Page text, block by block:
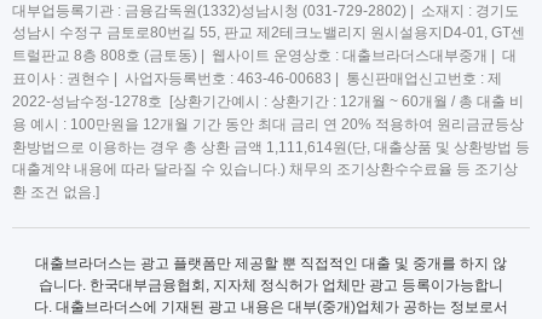
대부업등록기관 : 금융감독원(1332)성남시청 (031-729-2802) | 소재지 : 경기도
성남시 수정구 금토로80번길 55, 판교 제2테크노밸리지 원시설용지D4-01, GT센
트럴판교 8층 808호 (금토동) | 웹사이트 운영상호 : 대출브라더스대부중개 | 대
표이사 : 권현수 | 사업자등록번호 : 463-46-00683 | 통신판매업신고번호 : 제
2022-성남수정-1278호 [상환기간예시 : 상환기간 : 12개월 ~ 60개월 / 총 대출 비
용 예시 : 100만원을 12개월 기간 동안 최대 금리 연 20% 적용하여 원리금균등상
환방법으로 이용하는 경우 총 상환 금액 1,111,614원(단, 대출상품 및 상환방법 등
대출계약 내용에 따라 달라질 수 있습니다.) 채무의 조기상환수수료율 등 조기상
환 조건 없음.]
대출브라더스는 광고 플랫폼만 제공할 뿐 직접적인 대출 및 중개를 하지 않
습니다. 한국대부금융협회, 지자체 정식허가 업체만 광고 등록이가능합니
다. 대출브라더스에 기재된 광고 내용은 대부(중개)업체가 공하는 정보로서